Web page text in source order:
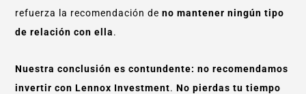
refuerza la recomendación de no mantener ningún tipo
de relación con ella.
Nuestra conclusión es contundente: no recomendamos
invertir con Lennox Investment. No pierdas tu tiempo